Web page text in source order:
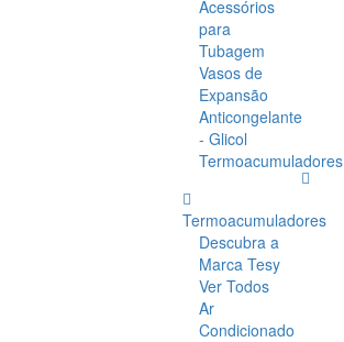
Acessórios
para
Tubagem
Vasos de
Expansão
Anticongelante
- Glicol
Termoacumuladores
Termoacumuladores
Descubra a
Marca Tesy
Ver Todos
Ar
Condicionado